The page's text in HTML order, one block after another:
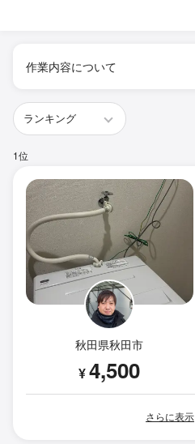
作業内容について
1位
秋田県秋田市
¥4,500
さらに表示